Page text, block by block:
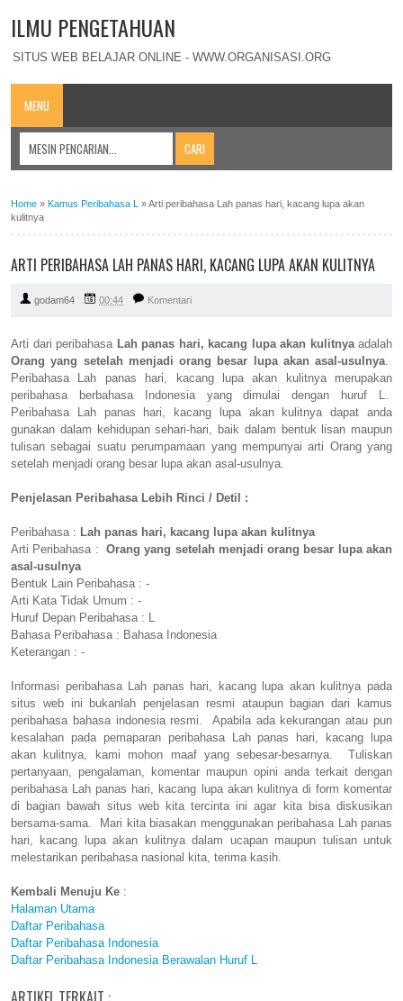
ILMU PENGETAHUAN
SITUS WEB BELAJAR ONLINE - WWW.ORGANISASI.ORG
MENU
Home » Kamus Peribahasa L »Arti peribahasa Lah panas hari, kacang lupa akan
kulitnya
ARTI PERIBAHASA LAH PANAS HARI, KACANG LUPA AKAN KULITNYA
godam64 00:44 Komentari
Arti dari peribahasa Lah panas hari, kacang lupa akan kulitnyaadalah
Orang yang setelah menjadi orang besar lupa akan asal-usulnya.
Peribahasa Lah panas hari, kacang lupa akan kulitnya merupakan
peribahasa berbahasa Indonesia yang dimulai dengan huruf L.
Peribahasa Lah panas hari, kacang lupa akan kulitnya dapat anda
gunakan dalam kehidupan sehari-hari, baik dalam bentuk lisan maupun
tulisan sebagai suatu perumpamaan yang mempunyai arti Orang yang
setelah menjadi orang besar lupa akan asal-usulnya.
Penjelasan Peribahasa Lebih Rinci / Detil :
Peribahasa : Lah panas hari, kacang lupa akan kulitnya
Arti Peribahasa :Orang yang setelah menjadi orang besar lupa akan
asal-usulnya
Bentuk Lain Peribahasa : -
Arti Kata Tidak Umum : -
Huruf Depan Peribahasa : L
Bahasa Peribahasa : Bahasa Indonesia
Keterangan : -
Informasi peribahasa Lah panas hari, kacang lupa akan kulitnya pada
situs web ini bukanlah penjelasan resmi ataupun bagian dari kamus
peribahasa bahasa indonesia resmi. Apabila ada kekurangan atau pun
kesalahan pada pemaparan peribahasa Lah panas hari, kacang lupa
akan kulitnya, kami mohon maaf yang sebesar-besarnya. Tuliskan
pertanyaan, pengalaman, komentar maupun opini anda terkait dengan
peribahasa Lah panas hari, kacang lupa akan kulitnya di form komentar
di bagian bawah situs web kita tercinta ini agar kita bisa diskusikan
bersama-sama. Mari kita biasakan menggunakan peribahasa Lah panas
hari, kacang lupa akan kulitnya dalam ucapan maupun tulisan untuk
melestarikan peribahasa nasional kita, terima kasih.
Kembali Menuju Ke :
Halaman Utama
Daftar Peribahasa
Daftar Peribahasa Indonesia
Daftar Peribahasa Indonesia Berawalan Huruf L